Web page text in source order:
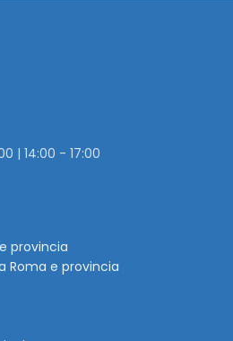
| 14:00 - 17:00
provincia
Roma e provincia